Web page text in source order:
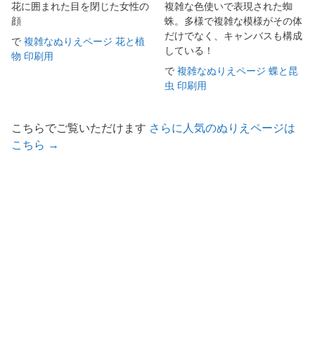
花に囲まれた目を閉じた女性の
顔
で 複雑なぬりえページ 花と植
物 印刷用
複雑な色使いで表現された蜘
蛛。多様で複雑な模様がその体
だけでなく、キャンバスも構成
している！
で 複雑なぬりえページ 蝶と昆
虫 印刷用
こちらでご覧いただけます さらに人気のぬりえページは
こちら →